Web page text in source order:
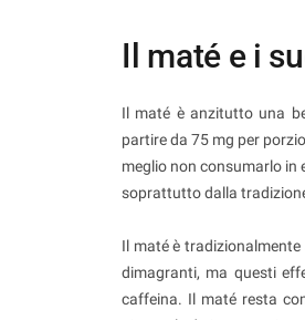
Il maté e i
Il maté è anzitutto una
partire da 75 mg per
meglio non consumarlo
soprattutto dalla
Il maté è
dimagranti, ma questi
caffeina. Il maté resta